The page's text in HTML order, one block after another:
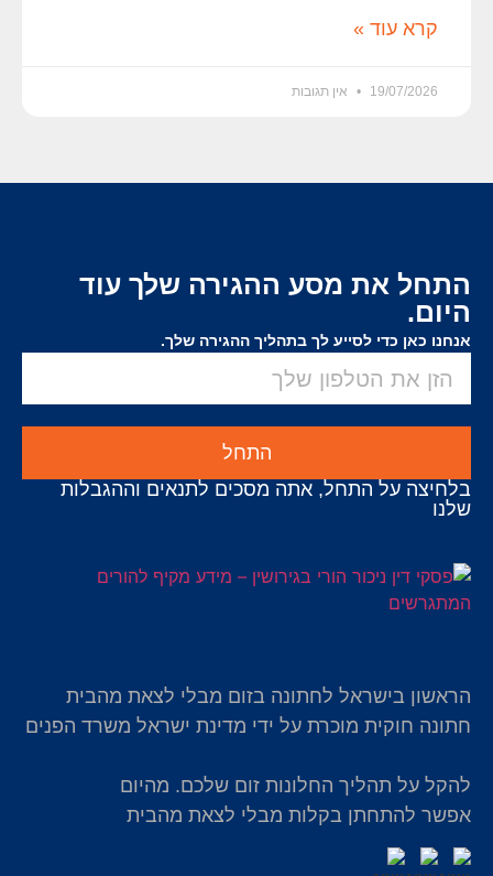
קרא עוד »
19/07/2026 אין תגובות
התחל את מסע ההגירה שלך עוד
היום.
אנחנו כאן כדי לסייע לך בתהליך ההגירה שלך.
התחל
בלחיצה על התחל, אתה מסכים לתנאים וההגבלות
שלנו
הראשון בישראל לחתונה בזום מבלי לצאת מהבית
חתונה חוקית מוכרת על ידי מדינת ישראל משרד הפנים
להקל על תהליך החלונות זום שלכם. מהיום
אפשר להתחתן בקלות מבלי לצאת מהבית